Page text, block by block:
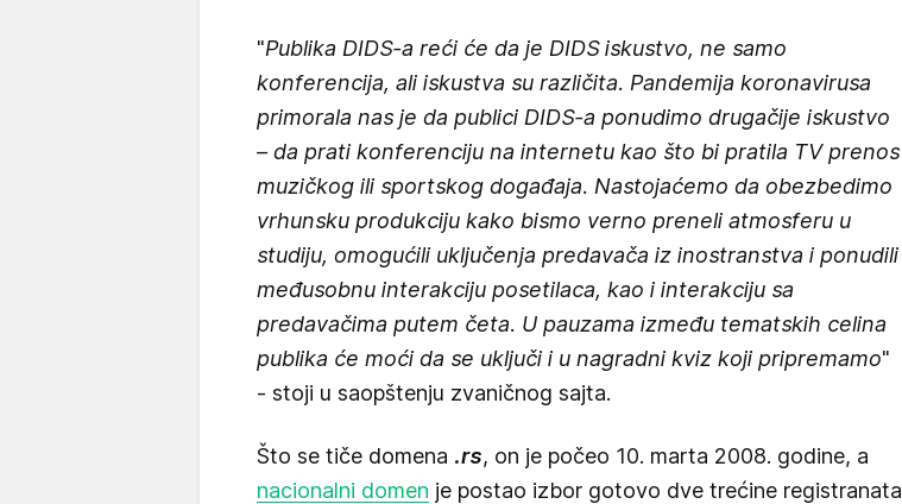
"Publika DIDS-a reći će da je DIDS iskustvo, ne samo
konferencija, ali iskustva su različita. Pandemija koronavirusa
primorala nas je da publici DIDS-a ponudimo drugačije iskustvo
– da prati konferenciju na internetu kao što bi pratila TV prenos
muzičkog ili sportskog događaja. Nastojaćemo da obezbedimo
vrhunsku produkciju kako bismo verno preneli atmosferu u
studiju, omogućili uključenja predavača iz inostranstva i ponudili
međusobnu interakciju posetilaca, kao i interakciju sa
predavačima putem četa. U pauzama između tematskih celina
publika će moći da se uključi i u nagradni kviz koji pripremamo"
- stoji u saopštenju zvaničnog sajta.
Što se tiče domena .rs, on je počeo 10. marta 2008. godine, a
nacionalni domen je postao izbor gotovo dve trećine registranata